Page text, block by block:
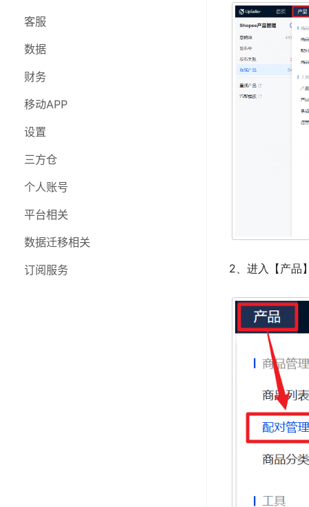
移动APP
设置
三方仓
在线研讨会
库存
客服
数据
财务
移动APP
设置
三方仓
三方物流
个人账号
功能更新日志
客服
数据
财务
移动APP
设置
三方仓
个人账号
平台相关
数据迁移相关
订阅服务
2、进入【产品